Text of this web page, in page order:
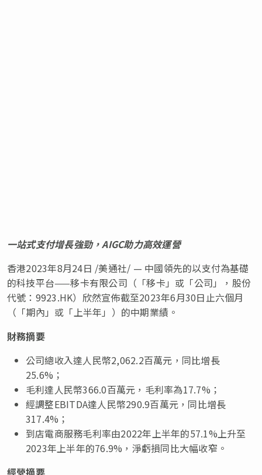
一站式支付增長強勁，AIGC助力高效運營
香港2023年8月24日 /美通社/ — 中國領先的以支付為基礎
的科技平台——移卡有限公司 （ 「移卡」或「公司」，股份
代號 ： 9923.HK） 欣然宣佈截至2023年6月30日止六個月
（ 「期內 」或「上半年」 ）的中期業績。
財務摘要
公司總收入達人民幣2,062.2百萬元，同比增長
25.6% ；
毛利達人民幣366.0百萬元，毛利率為17.7% ；
經調整EBITDA達人民幣290.9百萬元，同比增長
317.4% ；
到店電商服務毛利率由2022年上半年的57.1%上升至
2023年上半年的76.9% ，淨虧損同比大幅收窄。
經營摘要